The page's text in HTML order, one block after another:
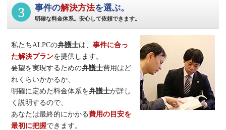
3 事件の解決方法を選ぶ。
明確な料金体系。安心して依頼できます。
私たちALPCの弁護士は、事件に合っ
た解決プランを提供します。
要望を実現するための弁護士費用はど
れくらいかかるか、
明確に定めた料金体系を弁護士が詳し
く説明するので、
あなたは最終的にかかる費用の目安を
最初に把握できます。